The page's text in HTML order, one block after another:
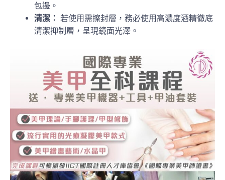
包邊。
清潔： 若使用需擦封層，務必使用高濃度酒精徹底
清潔抑制層，呈現鏡面光澤。